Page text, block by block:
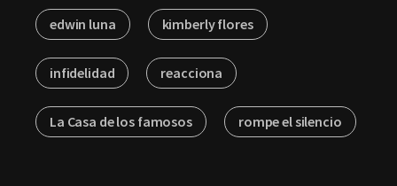
edwin luna kimberly flores
infidelidad reacciona
La Casa de los famosos rompe el silencio